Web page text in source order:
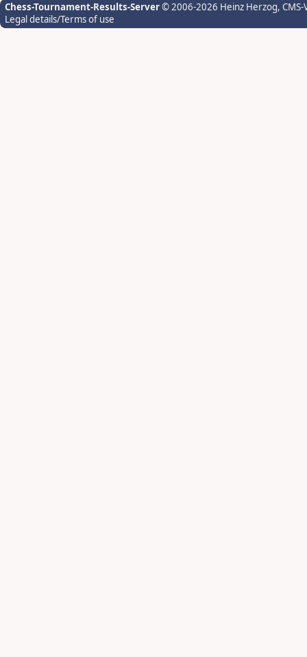
Chess-Tournament-Results-Server© 2006-2026 Heinz Herzog,
Legal details/Terms of use